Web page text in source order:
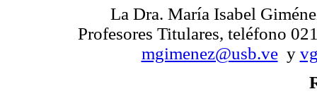
La Dra. María Isabel
Profesores Titulares, teléfono
mgimenez@usb.vey